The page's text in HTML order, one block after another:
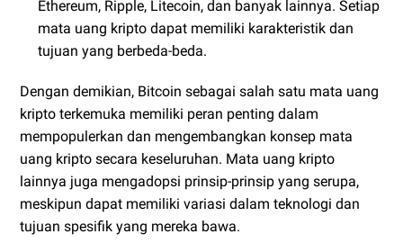
Ethereum, Ripple, Litecoin, dan banyak lainnya. Setiap
mata uang kripto dapat memiliki karakteristik dan
tujuan yang berbeda-beda.
Dengan demikian, Bitcoin sebagai salah satu mata uang
kripto terkemuka memiliki peran penting dalam
mempopulerkan dan mengembangkan konsep mata
uang kripto secara keseluruhan. Mata uang kripto
lainnya juga mengadopsi prinsip-prinsip yang serupa,
meskipun dapat memiliki variasi dalam teknologi dan
tujuan spesifik yang mereka bawa.